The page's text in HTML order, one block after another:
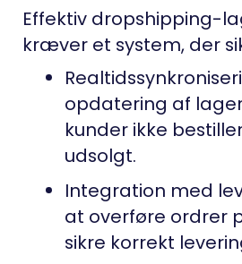
Effektiv dropshipping-
kræver et system, der
opdatering af
kunder ikke
udsolgt.
Integration med
at overføre ordrer
sikre korrekt